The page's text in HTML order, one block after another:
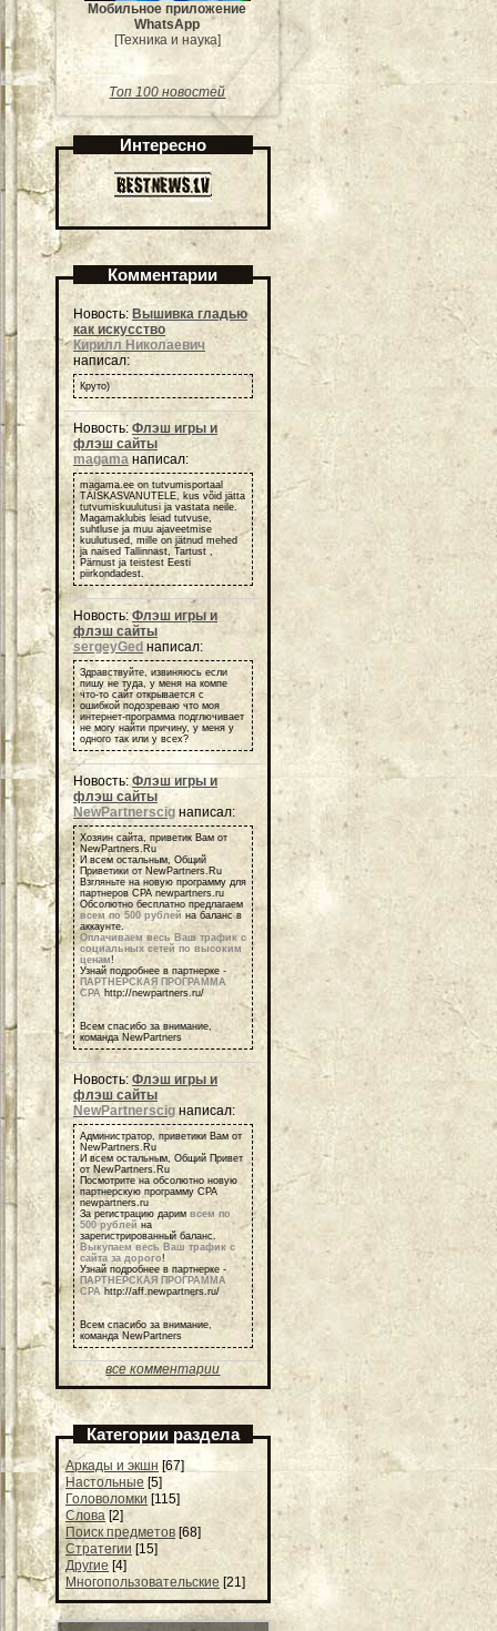
Мобильное приложение
WhatsApp
[Техника и наука]
Топ 100 новостей
Интересно
Комментарии
Новость: Вышивка гладью
как искусство
Кирилл Николаевич
написал:
Круто)
Новость: Флэш игры и
флэш сайты
magama написал:
magama.ee on tutvumisportaal
TÄISKASVANUTELE, kus võid jätta
tutvumiskuulutusi ja vastata neile.
Magamaklubis leiad tutvuse,
suhtluse ja muu ajaveetmise
kuulutused, mille on jätnud mehed
ja naised Tallinnast, Tartust ,
Pärnust ja teistest Eesti
piirkondadest.
Новость:Флэш игры и
флэш сайты
sergeyGed написал:
Здравствуйте, извиняюсь если
пишу не туда, у меня на компе
что-то сайт открывается с
ошибкой подозреваю что моя
интернет-программа подглючивает
не могу найти причину, у меня у
одного так или у всех?
Новость:Флэш игры и
флэш сайты
NewPartnerscig написал:
Хозяин сайта, приветик Вам от
NewPartners.Ru
И всем остальным, Общий
Приветики от NewPartners.Ru
Взгляньте на новую программу для
партнеров СРА newpartners.ru
Обсолютно бесплатно предлагаем
всем по 500 рублей на баланс в
аккаунте.
Оплачиваем весь Ваш трафик с
социальных сетей по высоким
ценам!
Узнай подробнее в партнерке -
ПАРТНЕРСКАЯ ПРОГРАММА
СРА http://newpartners.ru/
Всем спасибо за внимание,
команда NewPartners
Новость: Флэш игры и
флэш сайты
NewPartnerscig написал:
Администратор, приветики Вам от
NewPartners.Ru
И всем остальным, Общий Привет
от NewPartners.Ru
Посмотрите на обсолютно новую
партнерскую программу СРА
newpartners.ru
За регистрацию дарим всем по
500 рублей на
зарегистрированный баланс.
Выкупаем весь Ваш трафик с
сайта за дорого!
Узнай подробнее в партнерке -
ПАРТНЕРСКАЯ ПРОГРАММА
СРА http://aff.newpartners.ru/
Всем спасибо за внимание,
команда NewPartners
все комментарии
Категории раздела
Аркады и экшн [67]
Настольные [5]
Головоломки [115]
Слова [2]
Поиск предметов [68]
Стратегии [15]
Другие [4]
Многопользовательские [21]